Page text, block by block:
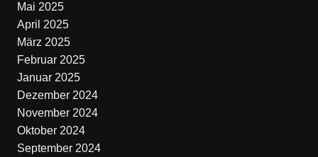
Mai 2025
April 2025
März 2025
Februar 2025
Januar 2025
Dezember 2024
November 2024
Oktober 2024
September 2024